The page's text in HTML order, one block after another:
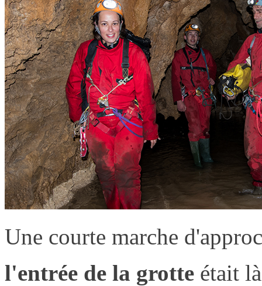
Une courte marche
l'entrée de la grotte était